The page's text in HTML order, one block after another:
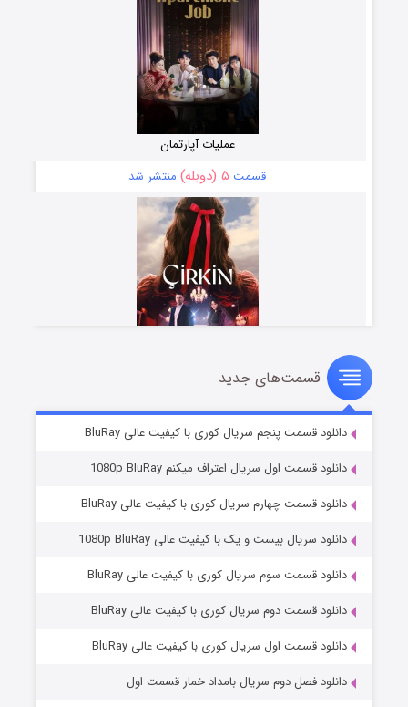
عملیات آپارتمان
قسمت ۵ (دوبله) منتشر شد
سریال زشت
قسمت۲ (زیرنویس) منتشر شد
مردگان متحرک: شهر مرده ۳
قسمت۲ (زیرنویس) منتشر شد
قسمت‌های جدید
دانلود قسمت پنجم سریال کوری با کیفیت عالی BluRay
دانلود قسمت اول سریال اعتراف میکنم 1080p BluRay
دانلود قسمت چهارم سریال کوری با کیفیت عالی BluRay
دانلود سریال بیست و یک با کیفیت عالی 1080p BluRay
دانلود قسمت سوم سریال کوری با کیفیت عالی BluRay
دانلود قسمت دوم سریال کوری با کیفیت عالی BluRay
دانلود قسمت اول سریال کوری با کیفیت عالی BluRay
دانلود فصل دوم سریال بامداد خمار قسمت اول